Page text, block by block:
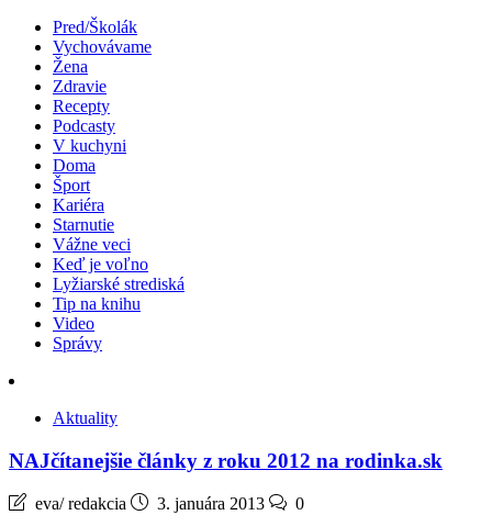
Pred/Školák
Vychovávame
Žena
Zdravie
Recepty
Podcasty
V kuchyni
Doma
Šport
Kariéra
Starnutie
Vážne veci
Keď je voľno
Lyžiarské strediská
Tip na knihu
Video
Správy
Aktuality
NAJčítanejšie články z roku 2012 na rodinka.sk
eva/ redakcia 3. januára 2013 0